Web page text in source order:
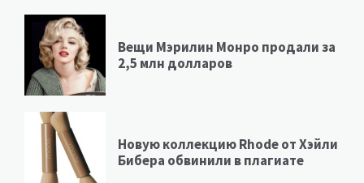
Вещи Мэрилин Монро продали за
2,5 млн долларов
Новую коллекцию Rhode от Хэйли
Бибера обвинили в плагиате